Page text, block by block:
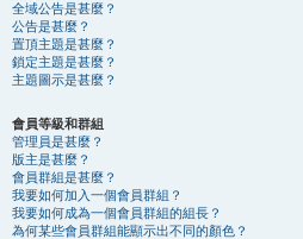
全域公告是甚麼？
公告是甚麼？
置頂主題是甚麼？
鎖定主題是甚麼？
主題圖示是甚麼？
會員等級和群組
管理員是甚麼？
版主是甚麼？
會員群組是甚麼？
我要如何加入一個會員群組？
我要如何成為一個會員群組的組長？
為何某些會員群組能顯示出不同的顏色？